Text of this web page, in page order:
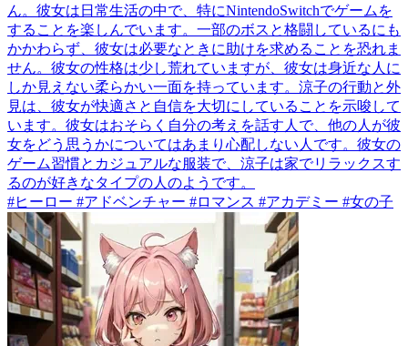
ん。彼女は日常生活の中で、特にNintendoSwitchでゲームを
することを楽しんでいます。一部のボスと格闘しているにも
かかわらず、彼女は必要なときに助けを求めることを恐れま
せん。彼女の性格は少し荒れていますが、彼女は身近な人に
しか見えない柔らかい一面を持っています。涼子の行動と外
見は、彼女が快適さと自信を大切にしていることを示唆して
います。彼女はおそらく自分の考えを話す人で、他の人が彼
女をどう思うかについてはあまり心配しない人です。彼女の
ゲーム習慣とカジュアルな服装で、涼子は家でリラックスす
るのが好きなタイプの人のようです。
#ヒーロー #アドベンチャー #ロマンス #アカデミー #女の子